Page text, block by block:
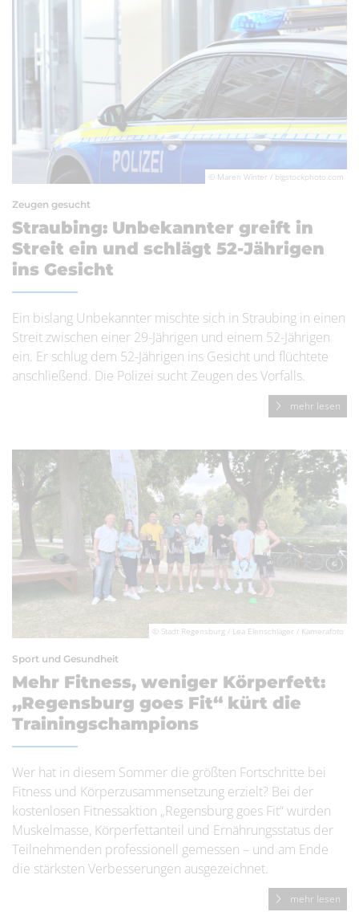
© Maren Winter / bigstockphoto.com
Zeugen gesucht
Straubing: Unbekannter greift in
Streit ein und schlägt 52-Jährigen
ins Gesicht
Ein bislang Unbekannter mischte sich in Straubing in einen
Streit zwischen einer 29-Jährigen und einem 52-Jährigen
ein. Er schlug dem 52-Jährigen ins Gesicht und flüchtete
anschließend. Die Polizei sucht Zeugen des Vorfalls.
mehr lesen
© Stadt Regensburg / Lea Elenschläger / Kamerafoto
Sport und Gesundheit
Mehr Fitness, weniger Körperfett:
„Regensburg goes Fit“ kürt die
Trainingschampions
Wer hat in diesem Sommer die größten Fortschritte bei
Fitness und Körperzusammensetzung erzielt? Bei der
kostenlosen Fitnessaktion „Regensburg goes Fit“ wurden
Muskelmasse, Körperfettanteil und Ernährungsstatus der
Teilnehmenden professionell gemessen – und am Ende
die stärksten Verbesserungen ausgezeichnet.
mehr lesen